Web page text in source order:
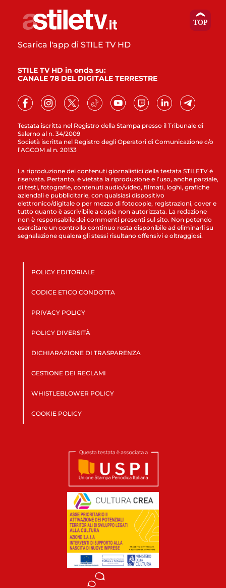
Testata iscritta nel Registro della Stampa presso il Tribunale di
Salerno al n. 34/2009
Società iscritta nel Registro degli Operatori di Comunicazione c/o
l’AGCOM al n. 20133
Scarica l'app di STILE TV HD
STILE TV HD in onda su:
CANALE 78 DEL DIGITALE TERRESTRE
La riproduzione dei contenuti giornalistici della testata STILETV è
riservata. Pertanto, è vietata la riproduzione e l’uso, anche parziale,
di testi, fotografie, contenuti audio/video, filmati, loghi, grafiche
aziendali e pubblicitarie, con qualsiasi dispositivo
elettronico/digitale o per mezzo di fotocopie, registrazioni, cover e
tutto quanto è ascrivibile a copia non autorizzata. La redazione
non è responsabile dei commenti presenti sul sito. Non potendo
esercitare un controllo continuo resta disponibile ad eliminarli su
segnalazione qualora gli stessi risultano offensivi e oltraggiosi.
POLICY EDITORIALE
CODICE ETICO CONDOTTA
PRIVACY POLICY
POLICY DIVERSITÀ
DICHIARAZIONE DI TRASPARENZA
GESTIONE DEI RECLAMI
WHISTLEBLOWER POLICY
COOKIE POLICY